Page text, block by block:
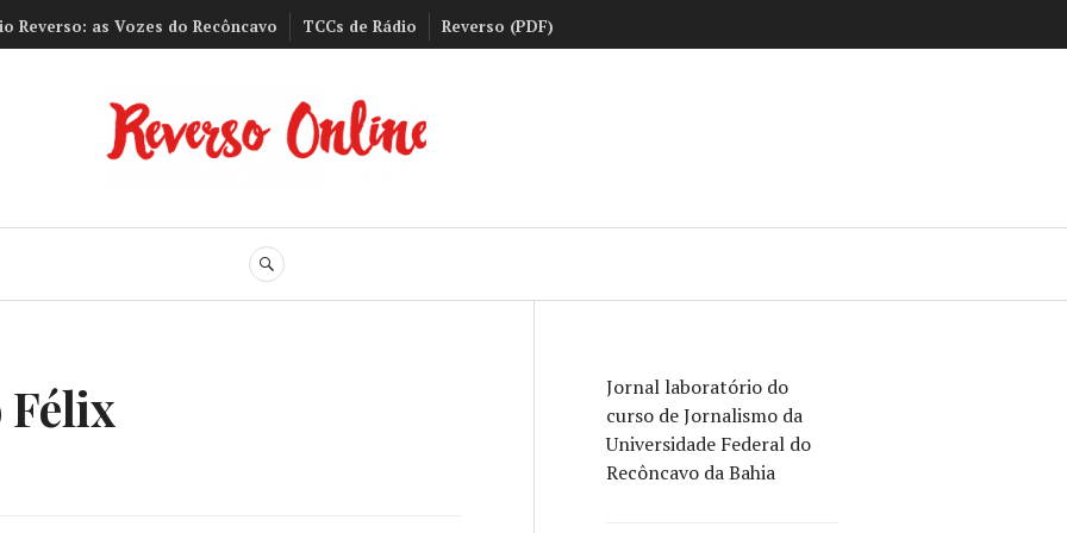
Reverso: as Vozes do Recôncavo TCCs de Rádio Reverso (PDF)
Reverso Online
BUSCA
Félix
Jornal laboratório do
curso de Jornalismo da
Universidade Federal do
Recôncavo da Bahia